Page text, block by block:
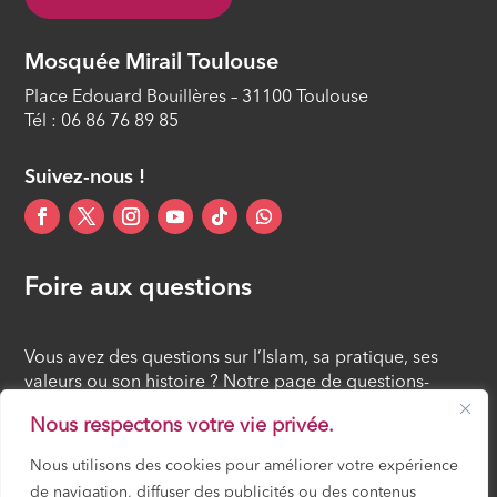
Nous respectons votre vie privée.
Nous utilisons des cookies pour améliorer votre expérience
de navigation, diffuser des publicités ou des contenus
Mosquée Mirail Toulouse
Place Edouard Bouillères – 31100 Toulouse
Tél : 06 86 76 89 85
Suivez-nous !
Foire aux questions
Vous avez des questions sur l’Islam, sa pratique, ses
valeurs ou son histoire ? Notre page de questions-
réponses rassemble des réponses claires et accessibles
à tous, croyants ou simples curieux.